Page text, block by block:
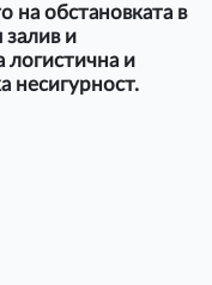
на обстановката в
залив и
логистична и
несигурност.